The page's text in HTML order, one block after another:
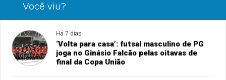
Você viu?
Há 7 dias
‘Volta para casa’: futsal masculino de PG
joga no Ginásio Falcão pelas oitavas de
final da Copa União